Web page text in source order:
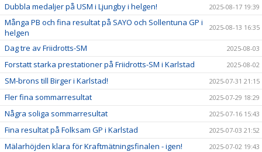
Dubbla medaljer på USM i Ljungby i helgen! 2025-08-17 19:39
Många PB och fina resultat på SAYO och Sollentuna GP i
helgen
2025-08-13 16:35
Dag tre av Friidrotts-SM 2025-08-03
Forstatt starka prestationer på Friidrotts-SM i Karlstad 2025-08-02
SM-brons till Birger i Karlstad! 2025-07-31 21:15
Fler fina sommarresultat 2025-07-29 18:29
Några soliga sommarresultat 2025-07-16 15:43
Fina resultat på Folksam GP i Karlstad 2025-07-03 21:52
Mälarhöjden klara för Kraftmätningsfinalen - igen! 2025-07-02 19:43